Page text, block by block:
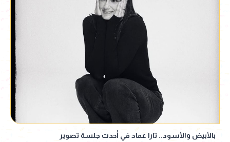
بالأبيض والأسود.. تارا عماد في أحدث جلسة تصوير